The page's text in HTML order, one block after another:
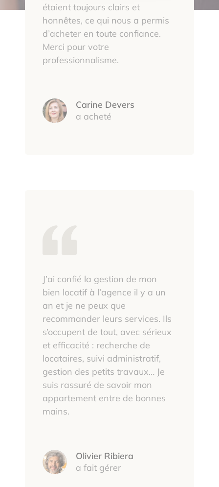
étaient toujours clairs et
honnêtes, ce qui nous a permis
d’acheter en toute confiance.
Merci pour votre
professionnalisme.
Carine Devers
a acheté
J’ai confié la gestion de mon
bien locatif à l’agence il y a un
an et je ne peux que
recommander leurs services. Ils
s’occupent de tout, avec sérieux
et efficacité : recherche de
locataires, suivi administratif,
gestion des petits travaux… Je
suis rassuré de savoir mon
appartement entre de bonnes
mains.
Olivier Ribiera
a fait gérer